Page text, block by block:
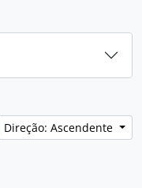
Direção: Ascendente